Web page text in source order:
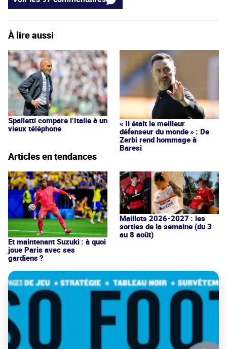
À lire aussi
Spalletti compare l’Italie à un
vieux téléphone
« Il était le meilleur
défenseur du monde » : De
Zerbi rend hommage à
Baresi
Articles en tendances
Et maintenant Suzuki : à quoi
joue Paris avec ses
gardiens ?
Maillots 2026-2027 : les
sorties de la semaine (du 3
au 8 août)